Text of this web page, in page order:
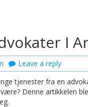
I
Leave a reply
tjenester fra en
Denne artikkelen